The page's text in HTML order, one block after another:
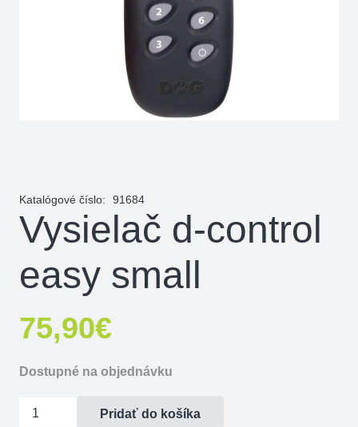
Katalógové číslo: 91684
Vysielač d-control
easy small
75,90€
Dostupné na objednávku
množstvo
Pridať do košíka